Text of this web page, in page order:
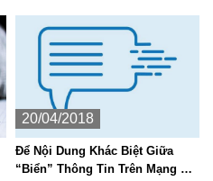
20/04/2018
Để Nội Dung Khác Biệt Giữa
“Biển” Thông Tin Trên Mạng Xã